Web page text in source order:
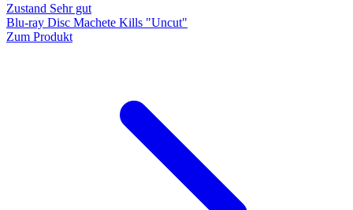
Zustand Sehr gut
Blu-ray Disc Machete Kills "Uncut"
Zum Produkt